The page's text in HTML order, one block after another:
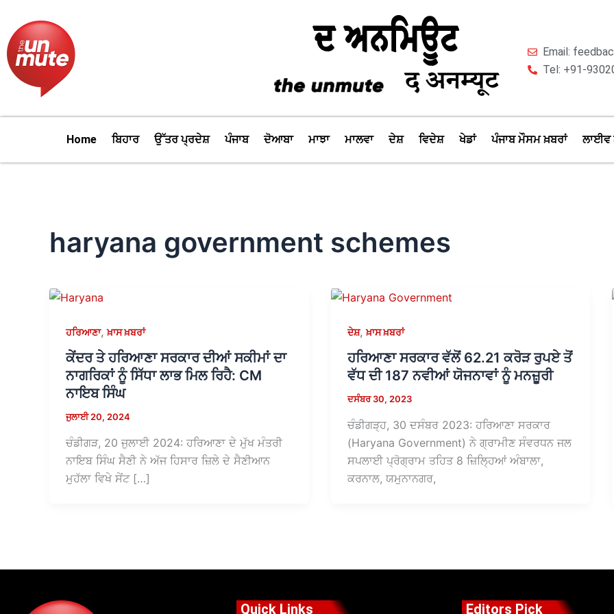
content
Email:
Tel: +91-
Home ਬਿਹਾਰ ਉੱਤਰ ਪ੍ਰਦੇਸ਼ ਪੰਜਾਬ ਦੋਆਬਾ ਮਾਝਾ ਮਾਲਵਾ ਦੇਸ਼ ਵਿਦੇਸ਼ ਖੇਡਾਂ ਪੰਜਾਬ ਮੌਸਮ ਖ਼ਬਰਾਂ ਲਾਈਵ
haryana government schemes
ਹਰਿਆਣਾ,ਖ਼ਾਸ ਖ਼ਬਰਾਂ
ਕੇਂਦਰ ਤੇ ਹਰਿਆਣਾ ਸਰਕਾਰ ਦੀਆਂ ਸਕੀਮਾਂ ਦਾ
ਨਾਗਰਿਕਾਂ ਨੂੰ ਸਿੱਧਾ ਲਾਭ ਮਿਲ ਰਿਹੈ: CM
ਨਾਇਬ ਸਿੰਘ
ਜੁਲਾਈ 20, 2024
ਚੰਡੀਗੜ, 20 ਜੁਲਾਈ 2024: ਹਰਿਆਣਾ ਦੇ ਮੁੱਖ ਮੰਤਰੀ
ਨਾਇਬ ਸਿੰਘ ਸੈਣੀ ਨੇ ਅੱਜ ਹਿਸਾਰ ਜ਼ਿਲੇ ਦੇ ਸੈਣੀਆਨ
ਮੁਹੱਲਾ ਵਿਖੇ ਸੇਂਟ […]
ਦੇਸ਼,ਖ਼ਾਸ ਖ਼ਬਰਾਂ
ਹਰਿਆਣਾ ਸਰਕਾਰ ਵੱਲੋਂ 62.21 ਕਰੋੜ ਰੁਪਏ ਤੋਂ
ਵੱਧ ਦੀ 187 ਨਵੀਆਂ ਯੋਜਨਾਵਾਂ ਨੂੰ ਮਨਜ਼ੂਰੀ
ਦਸੰਬਰ 30, 2023
ਚੰਡੀਗੜ੍ਹ, 30 ਦਸੰਬਰ 2023: ਹਰਿਆਣਾ ਸਰਕਾਰ
(Haryana Government) ਨੇ ਗ੍ਰਾਮੀਣ ਸੰਵਰਧਨ ਜਲ
ਸਪਲਾਈ ਪ੍ਰੋਗ੍ਰਾਮ ਤਹਿਤ 8 ਜ਼ਿਲ੍ਹਿਆਂ ਅੰਬਾਲਾ,
ਕਰਨਾਲ, ਯਮੁਨਾਨਗਰ,
Quick Links Editors Pick